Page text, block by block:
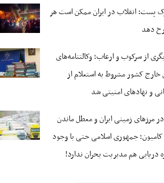
پست: انقلاب در ایران ممکن است هر
دهد
از سرکوب و ارعاب؛ وکالتنامه‌های
خارج کشور مشروط به استعلام از
و نهادهای امنیتی شد
مرزهای زمینی ایران و معطل ماندن
کامیون؛ جمهوری اسلامی حتی با وجود
دریایی هم مدیریت بحران ندارد!